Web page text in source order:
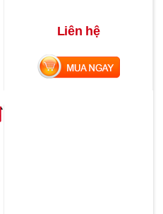
Liên hệ
MUA NGAY